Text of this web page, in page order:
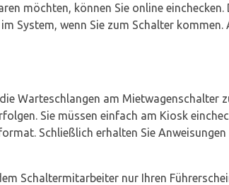
möchten, können Sie online einchecken.
System, wenn Sie zum Schalter kommen.
Warteschlangen am Mietwagenschalter
Sie müssen einfach am Kiosk
Schließlich erhalten Sie
Schaltermitarbeiter nur Ihren